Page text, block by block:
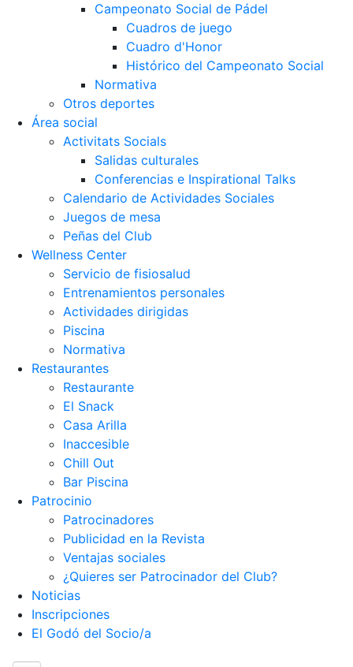
Campeonato Social de Pádel
Cuadros de juego
Cuadro d'Honor
Histórico del Campeonato Social
Normativa
Otros deportes
Área social
Activitats Socials
Salidas culturales
Conferencias e Inspirational Talks
Calendario de Actividades Sociales
Juegos de mesa
Peñas del Club
Wellness Center
Servicio de fisiosalud
Entrenamientos personales
Actividades dirigidas
Piscina
Normativa
Restaurantes
Restaurante
El Snack
Casa Arilla
Inaccesible
Chill Out
Bar Piscina
Patrocinio
Patrocinadores
Publicidad en la Revista
Ventajas sociales
¿Quieres ser Patrocinador del Club?
Noticias
Inscripciones
El Godó del Socio/a